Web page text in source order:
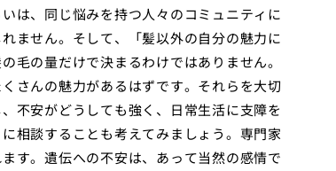
は、同じ悩みを持つ人々のコミュニティに
ません。そして、「髪以外の自分の魅力に
毛の量だけで決まるわけではありません。
さんの魅力があるはずです。それらを大切
不安がどうしても強く、日常生活に支障を
相談することも考えてみましょう。専門家
す。遺伝への不安は、あって当然の感情で